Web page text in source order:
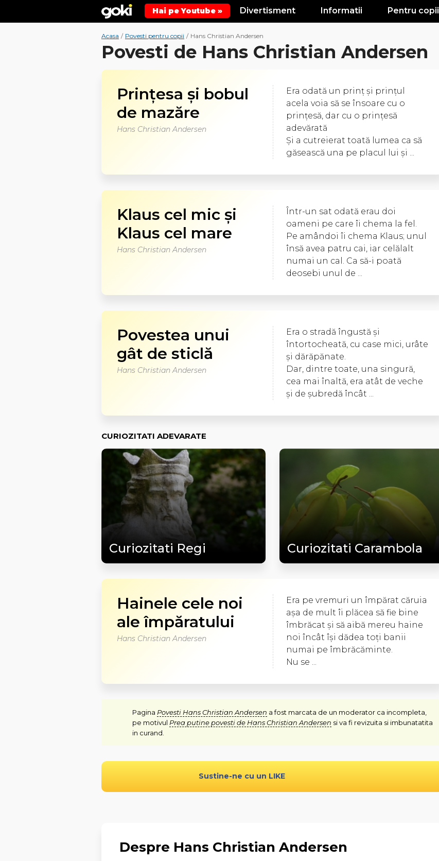
Hai pe Youtube » Divertisment Informatii Pentru copii
Acasa / Povesti pentru copii / Hans Christian Andersen
Povesti de Hans Christian Andersen
Prinţesa şi bobul
de mazăre
Hans Christian Andersen
Era odată un prinţ şi prinţul
acela voia să se însoare cu o
prinţesă, dar cu o prinţesă
adevărată
Şi a cutreierat toată lumea ca să
găsească una pe placul lui şi ...
Klaus cel mic şi
Klaus cel mare
Hans Christian Andersen
Într-un sat odată erau doi
oameni pe care îi chema la fel.
Pe amândoi îi chema Klaus; unul
însă avea patru cai, iar celălalt
numai un cal. Ca să-i poată
deosebi unul de ...
Povestea unui
gât de sticlă
Hans Christian Andersen
Era o stradă îngustă şi
întortocheată, cu case mici, urâte
şi dărăpănate.
Dar, dintre toate, una singură,
cea mai înaltă, era atât de veche
şi de şubredă încât ...
CURIOZITATI ADEVARATE
Curiozitati Regi Curiozitati Carambola
Hainele cele noi
ale împăratului
Hans Christian Andersen
Era pe vremuri un împărat căruia
aşa de mult îi plăcea să fie bine
îmbrăcat şi să aibă mereu haine
noi încât îşi dădea toţi banii
numai pe îmbrăcăminte.
Nu se ...
Pagina Povesti Hans Christian Andersen a fost marcata de un moderator ca incompleta,
pe motivul Prea putine povesti de Hans Christian Andersen si va fi revizuita si imbunatatita
in curand.
Sustine-ne cu un LIKE
Despre Hans Christian Andersen